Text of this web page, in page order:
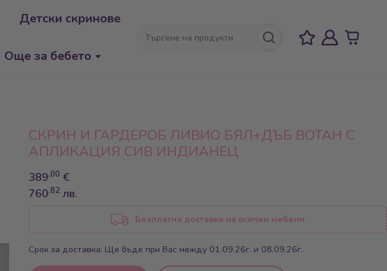
Детски скринове
Още за бебето
СКРИН И ГАРДЕРОБ ЛИВИО БЯЛ+ДЪБ ВОТАН С
АПЛИКАЦИЯ СИВ ИНДИАНЕЦ
389,00 €
760,82 лв.
Безплатна доставка на всички мебели
Срок за доставка: Ще бъде при Вас между 01.09.26г. и 08.09.26г.